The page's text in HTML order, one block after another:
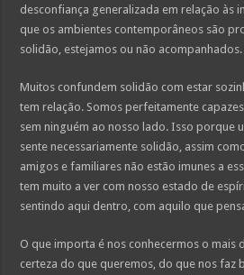
desconfiança generalizada em relação às
que os ambientes contemporâneos são
solidão, estejamos ou não acompanhados.
Muitos confundem solidão com estar
tem relação. Somos perfeitamente
sem ninguém ao nosso lado. Isso porque
sente necessariamente solidão, assim
amigos e familiares não estão imunes a
tem muito a ver com nosso estado de
sentindo aqui dentro, com aquilo que
O que importa é nos conhecermos o mais
certeza do que queremos, do que nos faz